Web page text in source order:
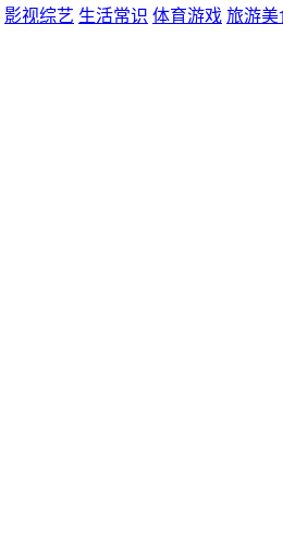
影视综艺 生活常识 体育游戏 旅游美